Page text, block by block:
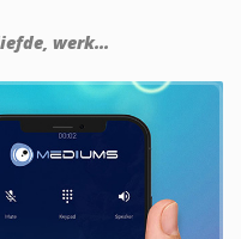
werk...